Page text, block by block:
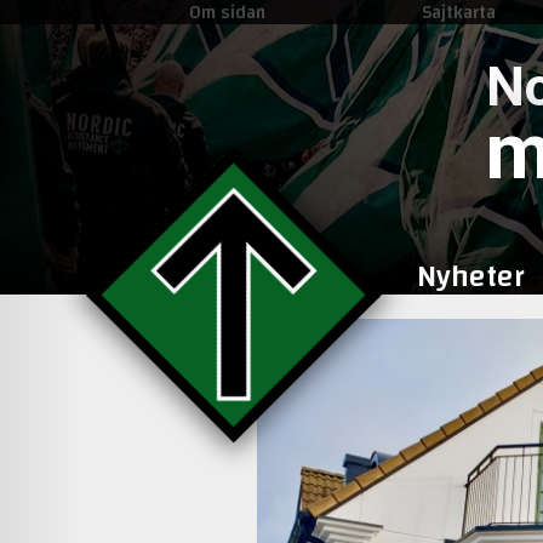
Om sidan Sajtkarta
Nyheter